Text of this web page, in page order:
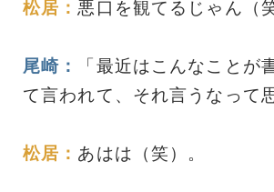
松居：悪口を観てるじゃん（
尾崎：
「最近はこんなことが
て言われて、それ言うなって
松居： あはは（笑）。